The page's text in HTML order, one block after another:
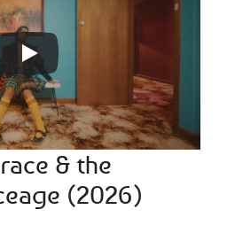
& the
(2026)